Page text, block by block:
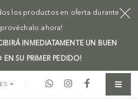
los productos en oferta durante
ahora!
INMEDIATAMENTE UN BUEN
SU PRIMER PEDIDO!
ES